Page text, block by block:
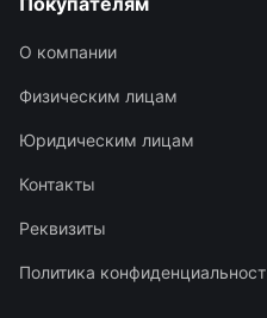
О компании
Физическим лицам
Юридическим лицам
Контакты
Реквизиты
Политика